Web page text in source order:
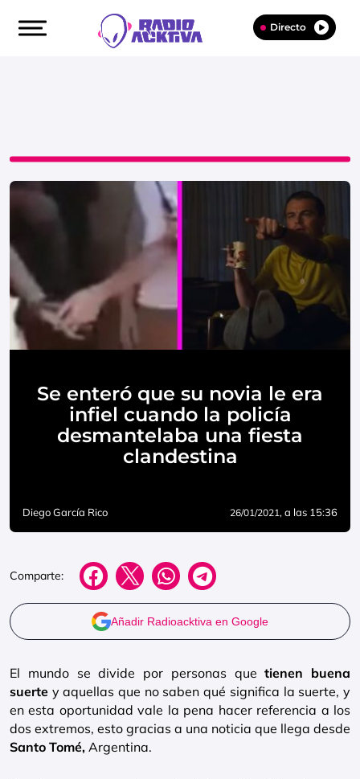
Directo
Se enteró que su novia le era
infiel cuando la policía
desmantelaba una fiesta
clandestina
Diego García Rico 26/01/2021, a las 15:36
Comparte:
Añadir Radioacktiva en Google
El mundo se divide por personas quetienen buena
suerte y aquellas que no saben qué significa la suerte, y
en esta oportunidad vale la pena hacer referencia a los
dos extremos, esto gracias a una noticia que llega desde
Santo Tomé, Argentina.